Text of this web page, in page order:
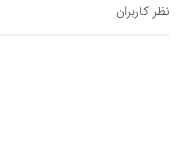
نظر کاربران